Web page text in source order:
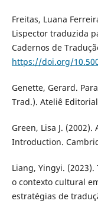
Freitas, Luana
Lispector traduzida
Cadernos de
https://doi.org/
Genette, Gerard.
Trad.). Ateliê
Green, Lisa J.
Introduction.
Liang, Yingyi.
o contexto cultural
estratégias de